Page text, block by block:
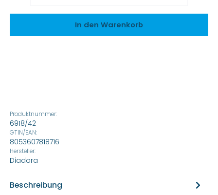
In den Warenkorb
Produktnummer:
6918/42
GTIN/EAN:
8053607818716
Hersteller:
Diadora
Beschreibung